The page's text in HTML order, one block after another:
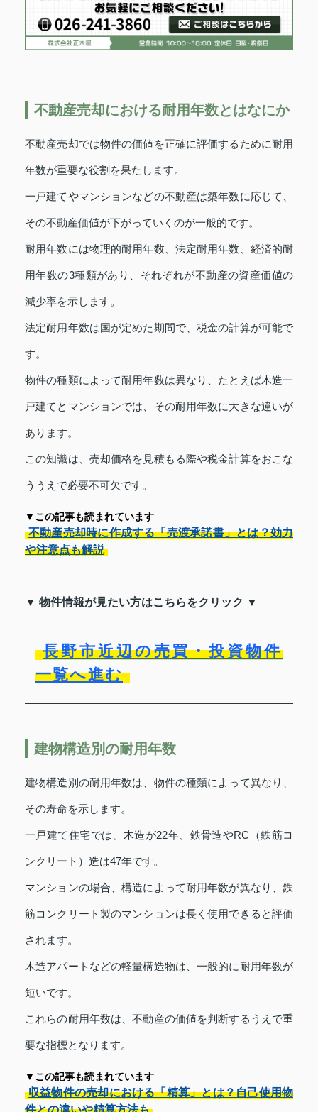
不動産売却における耐用年数とはなにか
不動産売却では物件の価値を正確に評価するために耐用
年数が重要な役割を果たします。
一戸建てやマンションなどの不動産は築年数に応じて、
その不動産価値が下がっていくのが一般的です。
耐用年数には物理的耐用年数、法定耐用年数、経済的耐
用年数の3種類があり、それぞれが不動産の資産価値の
減少率を示します。
法定耐用年数は国が定めた期間で、税金の計算が可能で
す。
物件の種類によって耐用年数は異なり、たとえば木造一
戸建てとマンションでは、その耐用年数に大きな違いが
あります。
この知識は、売却価格を見積もる際や税金計算をおこな
ううえで必要不可欠です。
▼この記事も読まれています
不動産売却時に作成する「売渡承諾書」とは？効力
や注意点も解説
▼ 物件情報が見たい方はこちらをクリック ▼
長野市近辺の売買・投資物件
一覧へ進む
建物構造別の耐用年数
建物構造別の耐用年数は、物件の種類によって異なり、
その寿命を示します。
一戸建て住宅では、木造が22年、鉄骨造やRC（鉄筋コ
ンクリート）造は47年です。
マンションの場合、構造によって耐用年数が異なり、鉄
筋コンクリート製のマンションは長く使用できると評価
されます。
木造アパートなどの軽量構造物は、一般的に耐用年数が
短いです。
これらの耐用年数は、不動産の価値を判断するうえで重
要な指標となります。
▼この記事も読まれています
収益物件の売却における「精算」とは？自己使用物
件との違いや精算方法も